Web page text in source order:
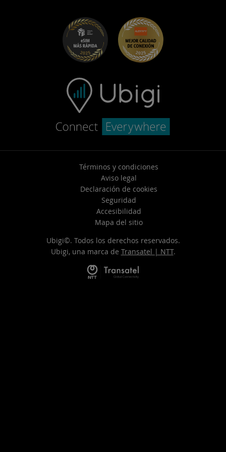
Solucion de problemas
Centro de ayuda
Soporte de contacto
Términos y condiciones
Aviso legal
Declaración de cookies
Seguridad
Accesibilidad
Mapa del sitio
Ubigi©. Todos los derechos reservados.
Ubigi, una marca de Transatel | NTT.